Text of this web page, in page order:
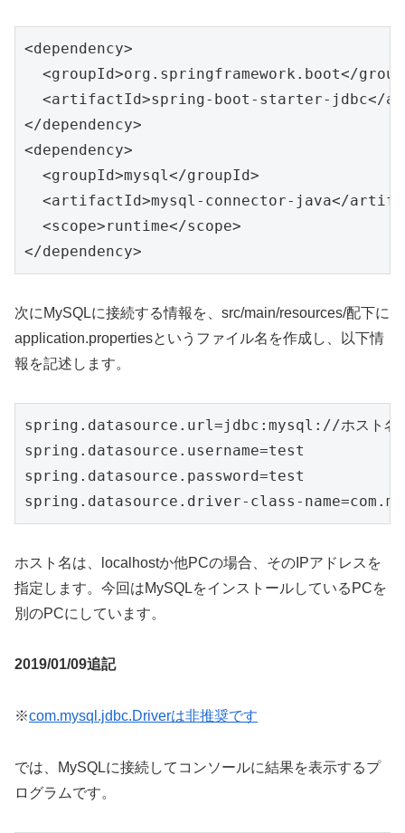
<dependency>
<groupId>org.springframework.boot</
<artifactId>spring-boot-starter-jdbc</
</dependency>
<dependency>
  <groupId>mysql</groupId>
<artifactId>mysql-connector-java</
  <scope>runtime</scope>
</dependency>
次にMySQLに接続する情報を、src/main/resources/配下に
application.propertiesというファイル名を作成し、以下情
報を記述します。
spring.datasource.url=jdbc:mysql://ホスト
spring.datasource.username=test
spring.datasource.password=test
spring.datasource.driver-class-
ホスト名は、localhostか他PCの場合、そのIPアドレスを
指定します。今回はMySQLをインストールしているPCを
別のPCにしています。
2019/01/09追記
※com.mysql.jdbc.Driverは非推奨です
では、MySQLに接続してコンソールに結果を表示するプ
ログラムです。